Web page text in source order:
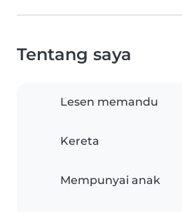
Tentang saya
Lesen memandu
Kereta
Mempunyai anak